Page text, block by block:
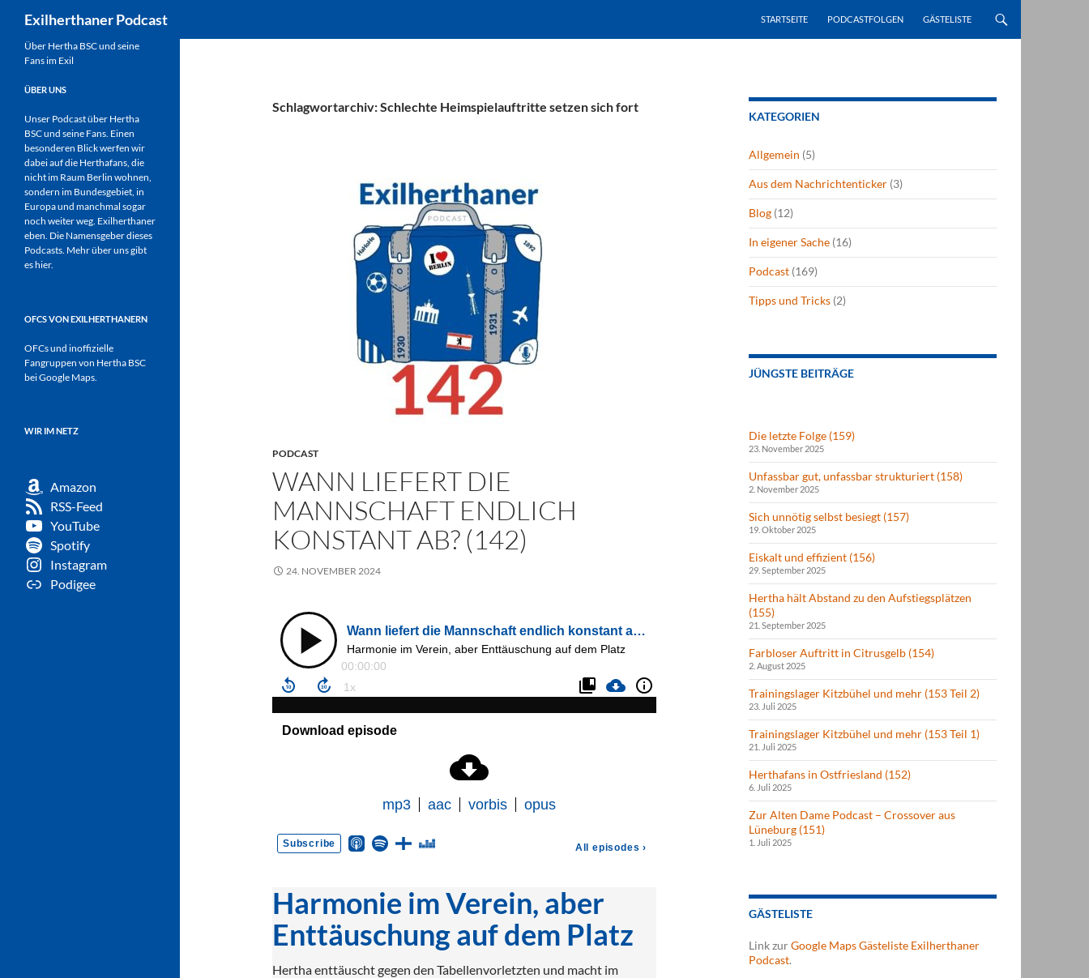
Inhalt
springen
Exilherthaner Podcast STARTSEITE PODCASTFOLGEN GÄSTELISTE
Schlagwortarchiv: Schlechte Heimspielauftritte setzen sich fort
PODCAST
WANN LIEFERT DIE
MANNSCHAFT ENDLICH
KONSTANT AB? (142)
24. NOVEMBER 2024
Harmonie im Verein, aber
Enttäuschung auf dem Platz
Hertha enttäuscht gegen den Tabellenvorletzten und macht im
KATEGORIEN
Allgemein (5)
Aus dem Nachrichtenticker (3)
Blog (12)
In eigener Sache (16)
Podcast (169)
Tipps und Tricks (2)
JÜNGSTE BEITRÄGE
Die letzte Folge (159)
23. November 2025
Unfassbar gut, unfassbar strukturiert (158)
2. November 2025
Sich unnötig selbst besiegt (157)
19. Oktober 2025
Eiskalt und effizient (156)
29. September 2025
Hertha hält Abstand zu den Aufstiegsplätzen
(155)
21. September 2025
Farbloser Auftritt in Citrusgelb (154)
2. August 2025
Trainingslager Kitzbühel und mehr (153 Teil 2)
23. Juli 2025
Trainingslager Kitzbühel und mehr (153 Teil 1)
21. Juli 2025
Herthafans in Ostfriesland (152)
6. Juli 2025
Zur Alten Dame Podcast – Crossover aus
Lüneburg (151)
1. Juli 2025
GÄSTELISTE
Link zurGoogle Maps Gästeliste Exilherthaner
Podcast.
Über Hertha BSC und seine
Fans im Exil
ÜBER UNS
Unser Podcast über Hertha
BSC und seine Fans. Einen
besonderen Blick werfen wir
dabei auf die Herthafans, die
nicht im Raum Berlin wohnen,
sondern im Bundesgebiet, in
Europa und manchmal sogar
noch weiter weg. Exilherthaner
eben. Die Namensgeber dieses
Podcasts. Mehr über uns gibt
eshier.
OFCS VON EXILHERTHANERN
OFCs und inoffizielle
Fangruppen von Hertha BSC
bei Google Maps.
WIR IM NETZ
Amazon
RSS-Feed
YouTube
Spotify
Instagram
Podigee